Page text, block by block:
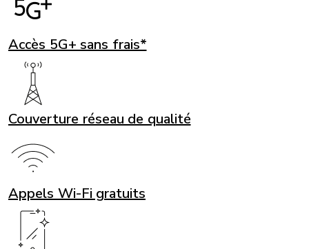
Accès 5G+ sans frais*
Couverture réseau de qualité
Appels Wi-Fi gratuits